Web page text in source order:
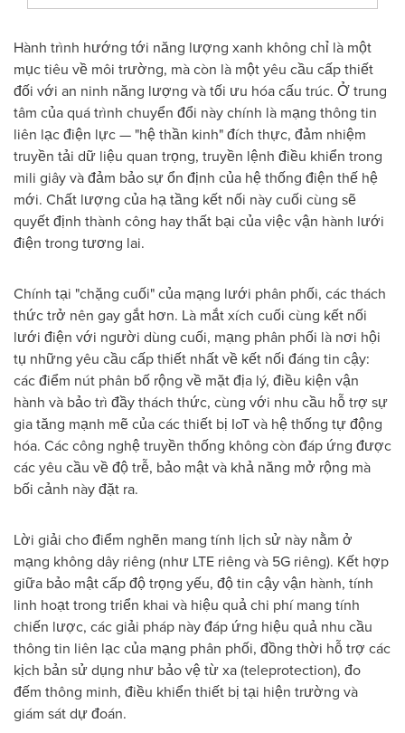
Hành trình hướng tới năng lượng xanh không chỉ là một
mục tiêu về môi trường, mà còn là một yêu cầu cấp thiết
đối với an ninh năng lượng và tối ưu hóa cấu trúc. Ở trung
tâm của quá trình chuyển đổi này chính là mạng thông tin
liên lạc điện lực — "hệ thần kinh" đích thực, đảm nhiệm
truyền tải dữ liệu quan trọng, truyền lệnh điều khiển trong
mili giây và đảm bảo sự ổn định của hệ thống điện thế hệ
mới. Chất lượng của hạ tầng kết nối này cuối cùng sẽ
quyết định thành công hay thất bại của việc vận hành lưới
điện trong tương lai.
Chính tại "chặng cuối" của mạng lưới phân phối, các thách
thức trở nên gay gắt hơn. Là mắt xích cuối cùng kết nối
lưới điện với người dùng cuối, mạng phân phối là nơi hội
tụ những yêu cầu cấp thiết nhất về kết nối đáng tin cậy:
các điểm nút phân bố rộng về mặt địa lý, điều kiện vận
hành và bảo trì đầy thách thức, cùng với nhu cầu hỗ trợ sự
gia tăng mạnh mẽ của các thiết bị IoT và hệ thống tự động
hóa. Các công nghệ truyền thống không còn đáp ứng được
các yêu cầu về độ trễ, bảo mật và khả năng mở rộng mà
bối cảnh này đặt ra.
Lời giải cho điểm nghẽn mang tính lịch sử này nằm ở
mạng không dây riêng (như LTE riêng và 5G riêng). Kết hợp
giữa bảo mật cấp độ trọng yếu, độ tin cậy vận hành, tính
linh hoạt trong triển khai và hiệu quả chi phí mang tính
chiến lược, các giải pháp này đáp ứng hiệu quả nhu cầu
thông tin liên lạc của mạng phân phối, đồng thời hỗ trợ các
kịch bản sử dụng như bảo vệ từ xa (teleprotection), đo
đếm thông minh, điều khiển thiết bị tại hiện trường và
giám sát dự đoán.